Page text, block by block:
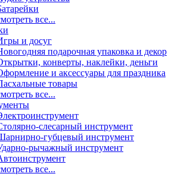
все...
и досуг
подарочная упаковка и декор
конверты, наклейки, деньги
и аксессуары для праздника
товары
все...
слесарный инструмент
губцевый инструмент
рычажный инструмент
все...